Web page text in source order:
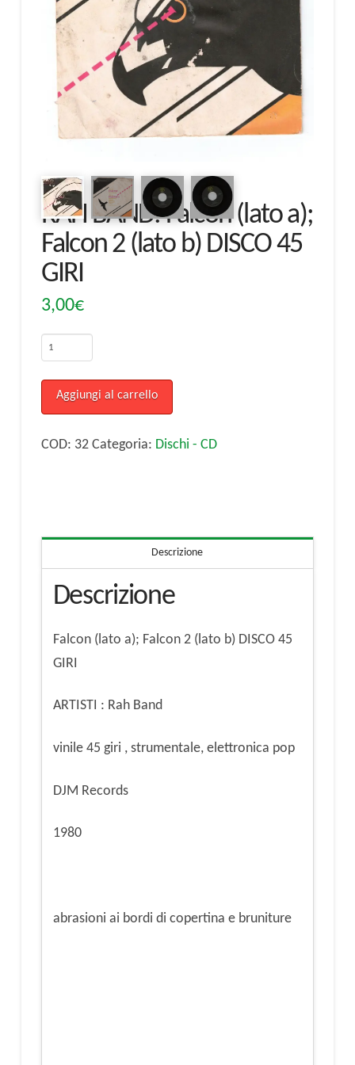
RAH BAND: Falcon (lato a);
Falcon 2 (lato b) DISCO 45
GIRI
3,00€
RAH
Falcon
(lato
a);
b)
GIRI
quantità
Aggiungi al carrello
COD: 32 Categoria: Dischi - CD
Descrizione
Descrizione
Falcon (lato a); Falcon 2 (lato b) DISCO 45
GIRI
ARTISTI : Rah Band
vinile 45 giri , strumentale, elettronica pop
DJM Records
1980
abrasioni ai bordi di copertina e bruniture